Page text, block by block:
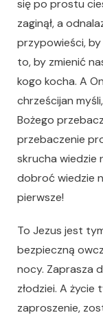
się po prostu
zaginął, a
przypowieści, by
to, by zmienić
kogo kocha. A
chrześcijan
Bożego
przebaczenie
skrucha wiedzie
dobroć wiedzie
pierwsze!
To Jezus jest
bezpieczną
nocy. Zaprasza
złodziei. A
zaproszenie,